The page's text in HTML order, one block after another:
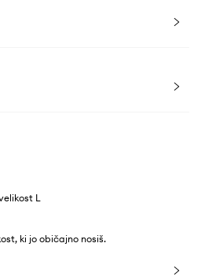
L
ki jo običajno nosiš.